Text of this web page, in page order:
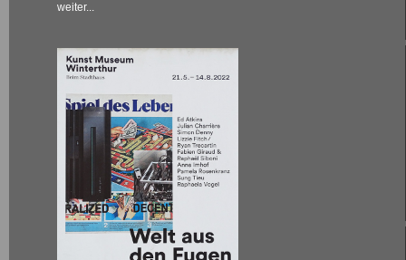
weiter...